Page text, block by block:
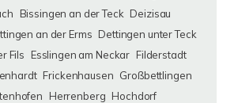
Bissingen an der Teck Deizisau
an der Erms Dettingen unter Teck
Fils
Esslingen am Neckar Filderstadt
Frickenhausen Großbettlingen
Herrenberg Hochdorf